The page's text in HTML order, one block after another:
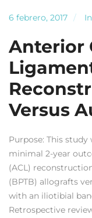
6 febrero, 2017 In
Anterior
Versus
Purpose: This
minimal 2-year
(ACL)
(BPTB) allografts
with an iliotibial
Retrospective